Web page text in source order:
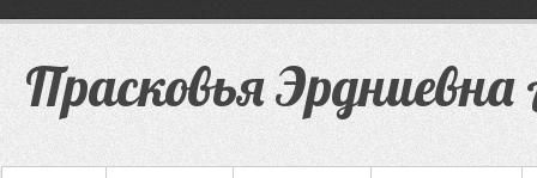
Прасковья Эрдниевна